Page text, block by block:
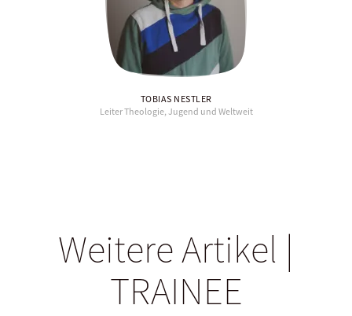
TOBIAS NESTLER
Leiter Theologie, Jugend und Weltweit
Weitere Artikel |
TRAINEE